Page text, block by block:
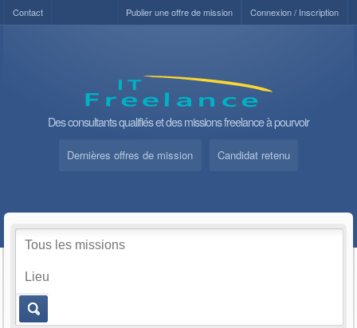
Contact Connexion / Inscription
Publier une offre de mission
Des consultants qualifiés et des missions freelance à pourvoir
Dernières offres de mission Candidat retenu